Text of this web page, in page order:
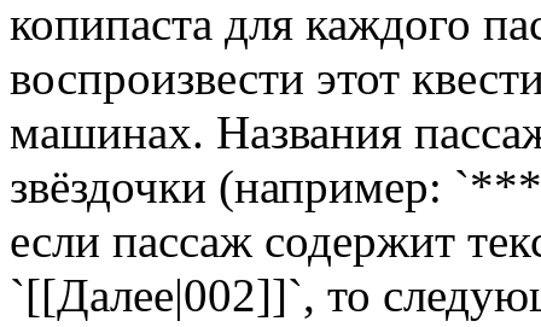
копипаста для каждого
воспроизвести этот
машинах. Названия
звёздочки (например:
если пассаж содержит
`[[Далее|002]]`, то